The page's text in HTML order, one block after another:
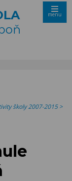
menu
školy 2007-2015>